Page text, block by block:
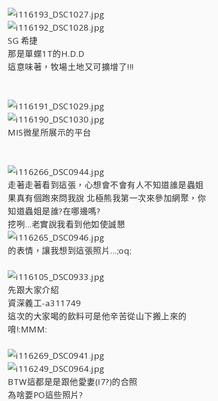
SG 希捷
那是單蝶1T的H.D.D
這意味著，牧場土地又可擴增了!!!
MIS微星所展示的平台
走著走著看到這張，心想會不會有人不知道誰是蟲姐
果真有個跑來問我說 北極熊我第一次來參加網聚，你
知道蟲姐是誰?在哪邊嗎?
挖咧...老實說我看到他如使誠懇
的表情，讓我想到這張照片...;oq;
先跟大家介紹
資深義工-a311749
這次的大家喝的飲料可是他辛苦從山下搬上來的
唷!:MMM:
BTW這都是是跟他愛妻(I7?)的合照
為啥要PO這些照片?